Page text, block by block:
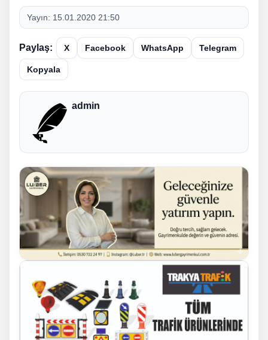
Yayın: 15.01.2020 21:50
Paylaş: X Facebook WhatsApp Telegram
Kopyala
admin